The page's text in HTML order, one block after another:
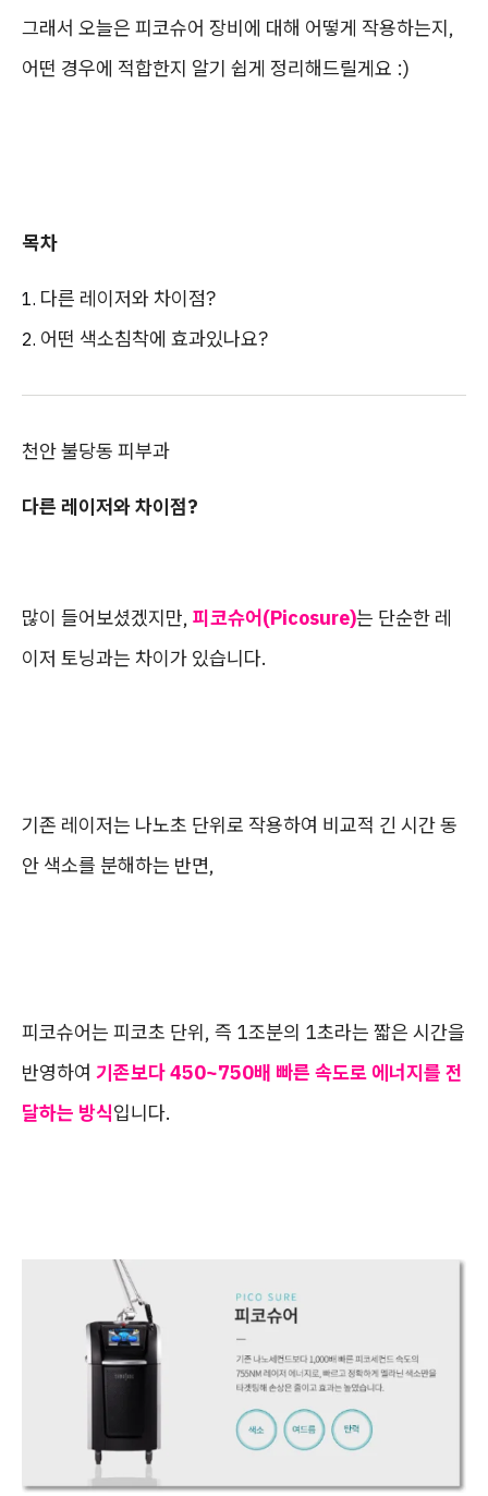
그래서 오늘은 피코슈어 장비에 대해 어떻게 작용하는지,
어떤 경우에 적합한지 알기 쉽게 정리해드릴게요 :)
목차
다른 레이저와 차이점?
어떤 색소침착에 효과있나요?
천안 불당동 피부과
다른 레이저와 차이점?
많이 들어보셨겠지만, 피코슈어(Picosure)는 단순한 레
이저 토닝과는 차이가 있습니다.
기존 레이저는 나노초 단위로 작용하여 비교적 긴 시간 동
안 색소를 분해하는 반면,
피코슈어는 피코초 단위, 즉 1조분의 1초라는 짧은 시간을
반영하여 기존보다 450~750배 빠른 속도로 에너지를 전
달하는 방식입니다.